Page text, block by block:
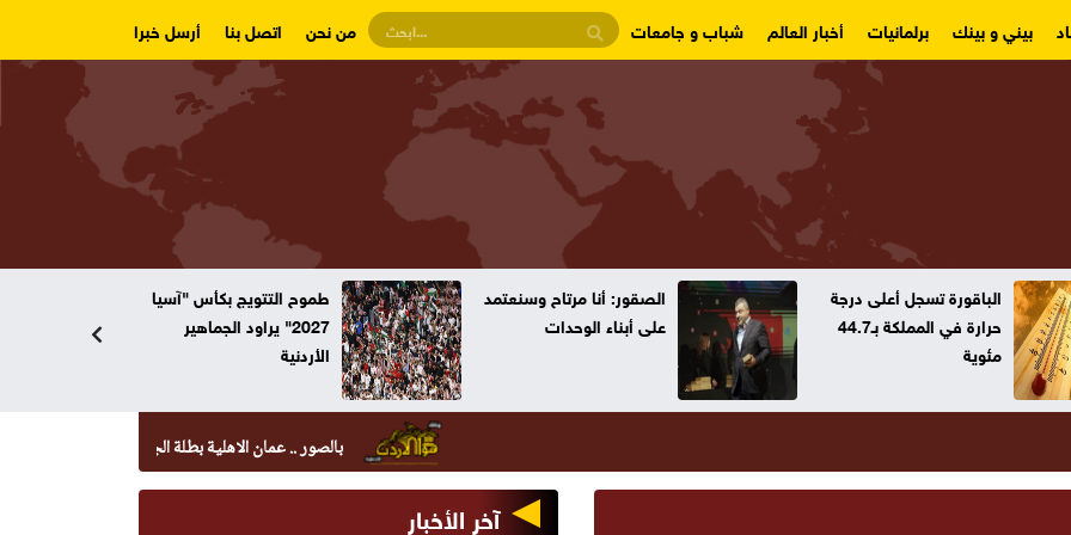
بيني و بينك برلمانيات أخبار العالم شباب و جامعات من نحن اتصل بنا أرسل خبرا
الباقورة تسجل أعلى درجة
حرارة في المملكة بـ44.7
مئوية
الصقور: أنا مرتاح وسنعتمد
على أبناء الوحدات
طموح التتويج بكأس "آسيا
2027" يراود الجماهير
الأردنية
بالصور .. عمان الاهلية بطلة الجامعات الأردنية في الكراتيه
آخر الأخبار